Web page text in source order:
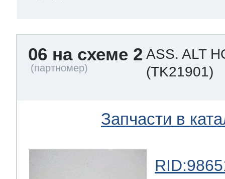
06 на схеме 2 ASS. ALT
(TK21901)
Запчасти в